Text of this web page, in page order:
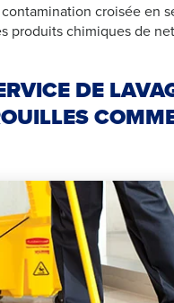
croisée en
produits chimiques de
DE